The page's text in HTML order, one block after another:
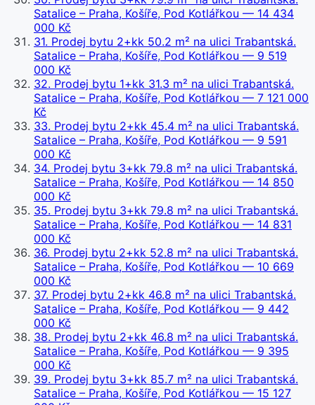
Satalice – Praha, Košíře, Pod Kotlářkou — 14 434
000 Kč
31. Prodej bytu 2+kk 50.2 m² na ulici Trabantská.
Satalice – Praha, Košíře, Pod Kotlářkou — 9 519
000 Kč
32. Prodej bytu 1+kk 31.3 m² na ulici Trabantská.
Satalice – Praha, Košíře, Pod Kotlářkou — 7 121 000
Kč
33. Prodej bytu 2+kk 45.4 m² na ulici Trabantská.
Satalice – Praha, Košíře, Pod Kotlářkou — 9 591
000 Kč
34. Prodej bytu 3+kk 79.8 m² na ulici Trabantská.
Satalice – Praha, Košíře, Pod Kotlářkou — 14 850
000 Kč
35. Prodej bytu 3+kk 79.8 m² na ulici Trabantská.
Satalice – Praha, Košíře, Pod Kotlářkou — 14 831
000 Kč
36. Prodej bytu 2+kk 52.8 m² na ulici Trabantská.
Satalice – Praha, Košíře, Pod Kotlářkou — 10 669
000 Kč
37. Prodej bytu 2+kk 46.8 m² na ulici Trabantská.
Satalice – Praha, Košíře, Pod Kotlářkou — 9 442
000 Kč
38. Prodej bytu 2+kk 46.8 m² na ulici Trabantská.
Satalice – Praha, Košíře, Pod Kotlářkou — 9 395
000 Kč
39. Prodej bytu 3+kk 85.7 m² na ulici Trabantská.
Satalice – Praha, Košíře, Pod Kotlářkou — 15 127